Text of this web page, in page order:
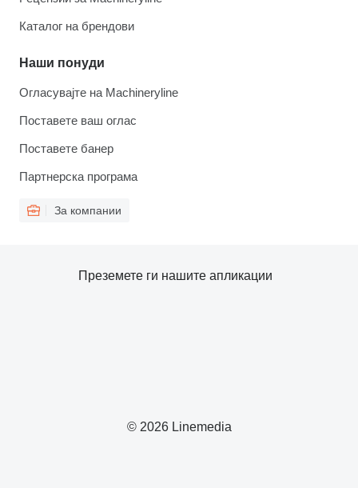
Каталог на брендови
Наши понуди
Огласувајте на Machineryline
Поставете ваш оглас
Поставете банер
Партнерска програма
За компании
© 2026 Linemedia
Преземете ги нашите апликации